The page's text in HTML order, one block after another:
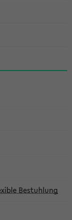
Bestuhlung